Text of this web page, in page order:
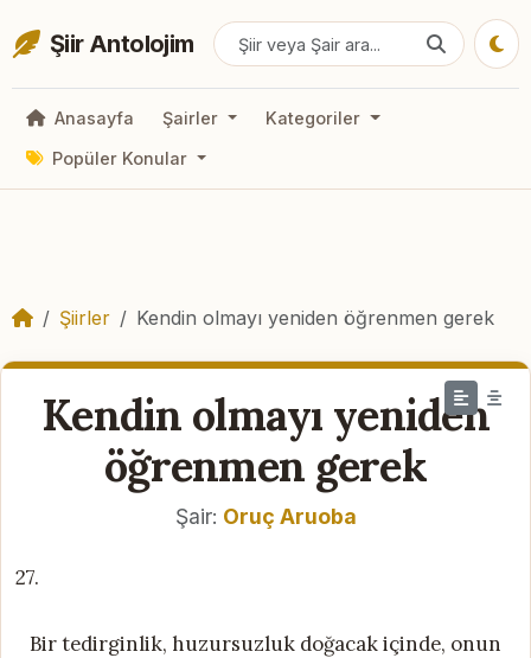
Şiir Antolojim
Anasayfa Şairler
Kategoriler
Popüler Konular
Şiirler Kendin olmayı yeniden öğrenmen gerek
Kendin olmayı yeniden
öğrenmen gerek
Şair: Oruç Aruoba
27.
Bir tedirginlik, huzursuzluk doğacak içinde, onun